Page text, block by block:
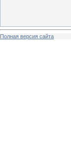
Полная версия сайта